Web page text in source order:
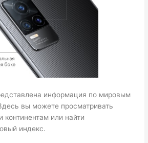
информация по мировым
вы можете просматривать
или найти
индекс.